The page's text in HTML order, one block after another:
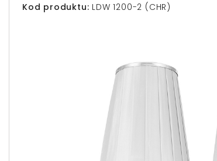
Kod produktu: LDW 1200-2 (CHR)